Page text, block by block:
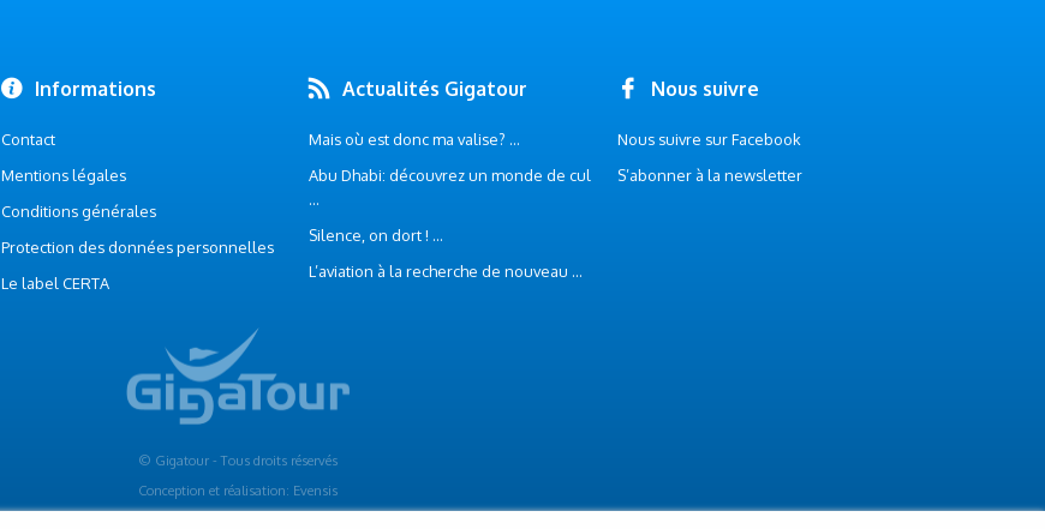
Informations
Contact
Mentions légales
Conditions générales
Protection des données personnelles
Le label CERTA
Actualités Gigatour
Mais où est donc ma valise? ...
Abu Dhabi: découvrez un monde de cul
...
Silence, on dort ! ...
L’aviation à la recherche de nouveau ...
Nous suivre
Nous suivre sur Facebook
S’abonner à la newsletter
© Gigatour - Tous droits réservés
Conception et réalisation: Evensis